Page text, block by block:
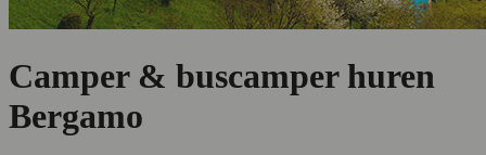
Camper & buscamper huren
Bergamo